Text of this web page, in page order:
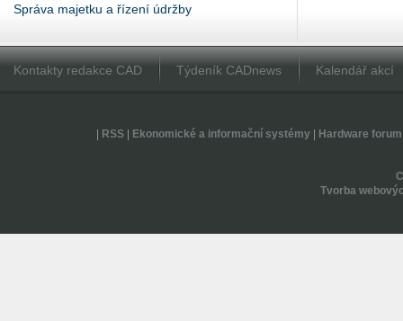
Správa majetku a řízení údržby
Kontakty redakce CAD Týdeník CADnews Kalendář akcí
RSS| Ekonomické a informační systémy| Hardware forum
Tvorba